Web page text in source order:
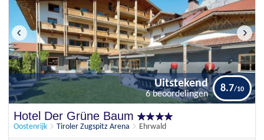
Uitstekend
6 beoordelingen
Hotel Der Grüne Baum
Oostenrijk Tiroler Zugspitz Arena Ehrwald
Uitstekend
6 beoordelingen
8.7